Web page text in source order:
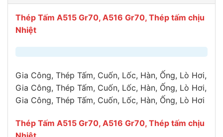
Thép Tấm A515 Gr70, A516 Gr70, Thép tấm chịu
Nhiệt
Gia Công, Thép Tấm, Cuốn, Lốc, Hàn, Ống, Lò Hơi,
Gia Công, Thép Tấm, Cuốn, Lốc, Hàn, Ống, Lò Hơi,
Gia Công, Thép Tấm, Cuốn, Lốc, Hàn, Ống, Lò Hơi
Thép Tấm A515 Gr70, A516 Gr70, Thép tấm chịu